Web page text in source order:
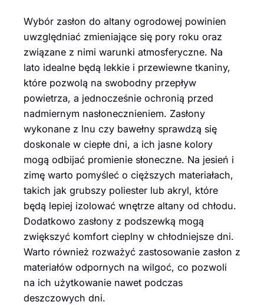
Wybór zasłon do altany ogrodowej powinien
uwzględniać zmieniające się pory roku oraz
związane z nimi warunki atmosferyczne. Na
lato idealne będą lekkie i przewiewne tkaniny,
które pozwolą na swobodny przepływ
powietrza, a jednocześnie ochronią przed
nadmiernym nasłonecznieniem. Zasłony
wykonane z lnu czy bawełny sprawdzą się
doskonale w ciepłe dni, a ich jasne kolory
mogą odbijać promienie słoneczne. Na jesień i
zimę warto pomyśleć o cięższych materiałach,
takich jak grubszy poliester lub akryl, które
będą lepiej izolować wnętrze altany od chłodu.
Dodatkowo zasłony z podszewką mogą
zwiększyć komfort cieplny w chłodniejsze dni.
Warto również rozważyć zastosowanie zasłon z
materiałów odpornych na wilgoć, co pozwoli
na ich użytkowanie nawet podczas
deszczowych dni.